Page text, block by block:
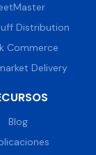
Distribution
Commerce
Delivery
Blog